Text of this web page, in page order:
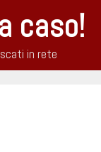
caso!
in rete